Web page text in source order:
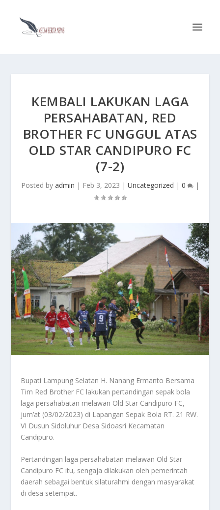
KEMBALI LAKUKAN LAGA
PERSAHABATAN, RED
BROTHER FC UNGGUL ATAS
OLD STAR CANDIPURO FC
(7-2)
Posted by admin | Feb 3, 2023 | Uncategorized | 0 |
Bupati Lampung Selatan H. Nanang Ermanto Bersama
Tim Red Brother FC lakukan pertandingan sepak bola
laga persahabatan melawan Old Star Candipuro FC,
jum’at (03/02/2023) di Lapangan Sepak Bola RT. 21 RW.
VI Dusun Sidoluhur Desa Sidoasri Kecamatan
Candipuro.
Pertandingan laga persahabatan melawan Old Star
Candipuro FC itu, sengaja dilakukan oleh pemerintah
daerah sebagai bentuk silaturahmi dengan masyarakat
di desa setempat.